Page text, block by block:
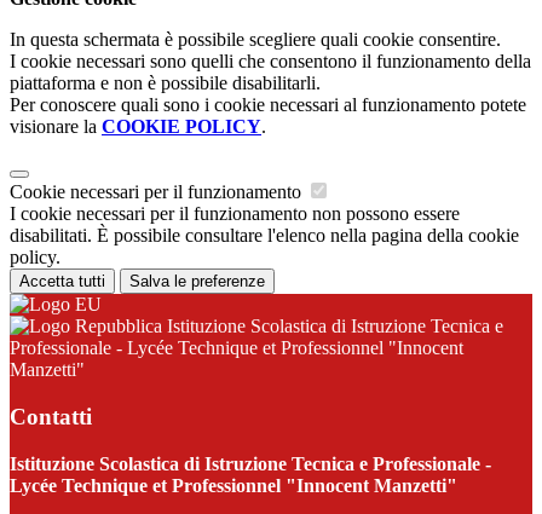
In questa schermata è possibile scegliere quali cookie consentire.
I cookie necessari sono quelli che consentono il funzionamento della
piattaforma e non è possibile disabilitarli.
Per conoscere quali sono i cookie necessari al funzionamento potete
visionare la COOKIE POLICY.
Cookie necessari per il funzionamento
I cookie necessari per il funzionamento non possono essere
disabilitati. È possibile consultare l'elenco nella pagina della cookie
policy.
Accetta tutti Salva le preferenze
Istituzione Scolastica di Istruzione Tecnica e
Professionale - Lycée Technique et Professionnel "Innocent
Manzetti"
Contatti
Istituzione Scolastica di Istruzione Tecnica e Professionale -
Lycée Technique et Professionnel "Innocent Manzetti"